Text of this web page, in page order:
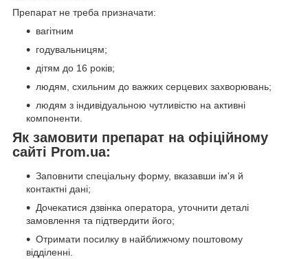
Препарат не треба призначати:
вагітним
годувальницям;
дітям до 16 років;
людям, схильним до важких серцевих захворювань;
людям з індивідуальною чутливістю на активні
компоненти.
Як замовити препарат на офіційному
сайті Prom.ua:
Заповнити спеціальну форму, вказавши ім'я й
контактні дані;
Дочекатися дзвінка оператора, уточнити деталі
замовлення та підтвердити його;
Отримати посилку в найближчому поштовому
відділенні.